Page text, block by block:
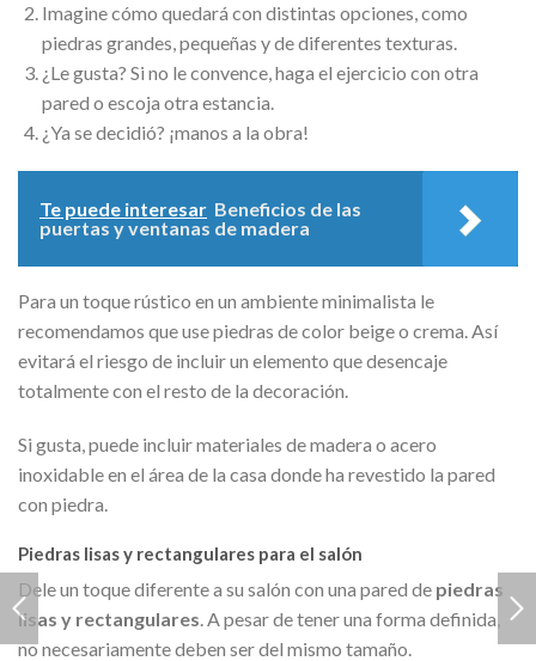
Imagine cómo quedará con distintas opciones, como
piedras grandes, pequeñas y de diferentes texturas.
¿Le gusta? Si no le convence, haga el ejercicio con otra
pared o escoja otra estancia.
¿Ya se decidió? ¡manos a la obra!
Te puede interesar Beneficios de las
puertas y ventanas de madera
Para un toque rústico en un ambiente minimalista le
recomendamos que use piedras de color beige o crema. Así
evitará el riesgo de incluir un elemento que desencaje
totalmente con el resto de la decoración.
Si gusta, puede incluir materiales de madera o acero
inoxidable en el área de la casa donde ha revestido la pared
con piedra.
Piedras lisas y rectangulares para el salón
Dele un toque diferente a su salón con una pared de piedras
lisas y rectangulares. A pesar de tener una forma definida,
no necesariamente deben ser del mismo tamaño.